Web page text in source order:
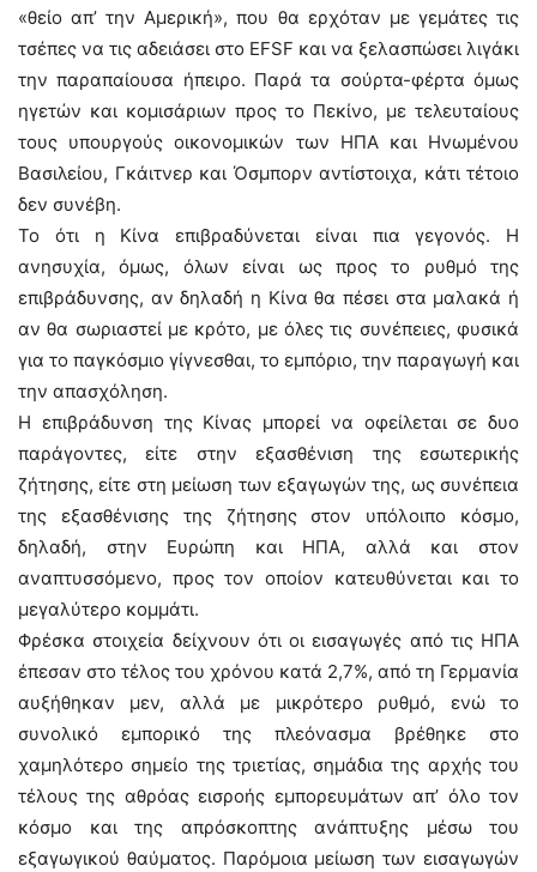
«θείο απ’ την Αμερική», που θα ερχόταν με γεμάτες τις
τσέπες να τις αδειάσει στο EFSF και να ξελασπώσει λιγάκι
την παραπαίουσα ήπειρο. Παρά τα σούρτα-φέρτα όμως
ηγετών και κομισάριων προς το Πεκίνο, με τελευταίους
τους υπουργούς οικονομικών των ΗΠΑ και Ηνωμένου
Βασιλείου, Γκάιτνερ και Όσμπορν αντίστοιχα, κάτι τέτοιο
δεν συνέβη.
Το ότι η Κίνα επιβραδύνεται είναι πια γεγονός. Η
ανησυχία, όμως, όλων είναι ως προς το ρυθμό της
επιβράδυνσης, αν δηλαδή η Κίνα θα πέσει στα μαλακά ή
αν θα σωριαστεί με κρότο, με όλες τις συνέπειες, φυσικά
για το παγκόσμιο γίγνεσθαι, το εμπόριο, την παραγωγή και
την απασχόληση.
Η επιβράδυνση της Κίνας μπορεί να οφείλεται σε δυο
παράγοντες, είτε στην εξασθένιση της εσωτερικής
ζήτησης, είτε στη μείωση των εξαγωγών της, ως συνέπεια
της εξασθένισης της ζήτησης στον υπόλοιπο κόσμο,
δηλαδή, στην Ευρώπη και ΗΠΑ, αλλά και στον
αναπτυσσόμενο, προς τον οποίον κατευθύνεται και το
μεγαλύτερο κομμάτι.
Φρέσκα στοιχεία δείχνουν ότι οι εισαγωγές από τις ΗΠΑ
έπεσαν στο τέλος του χρόνου κατά 2,7%, από τη Γερμανία
αυξήθηκαν μεν, αλλά με μικρότερο ρυθμό, ενώ το
συνολικό εμπορικό της πλεόνασμα βρέθηκε στο
χαμηλότερο σημείο της τριετίας, σημάδια της αρχής του
τέλους της αθρόας εισροής εμπορευμάτων απ’ όλο τον
κόσμο και της απρόσκοπτης ανάπτυξης μέσω του
εξαγωγικού θαύματος. Παρόμοια μείωση των εισαγωγών